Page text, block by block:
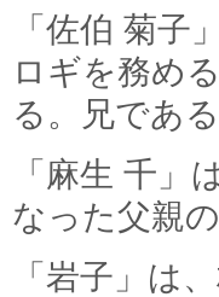
「佐伯 菊
ロギを務め
る。兄であ
「麻生 千
なった父親
「岩子」は